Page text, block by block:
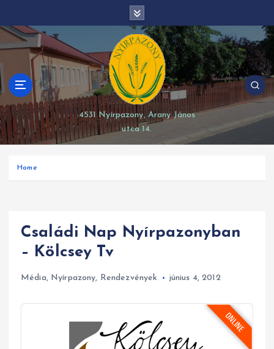
p
t
o
c
o
n
t
e
4531 Nyírpazony, Arany János
utca 14.
Home
Családi Nap Nyírpazonyban
– Kölcsey Tv
Média, Nyírpazony, Rendezvények június 4, 2012
modal-check